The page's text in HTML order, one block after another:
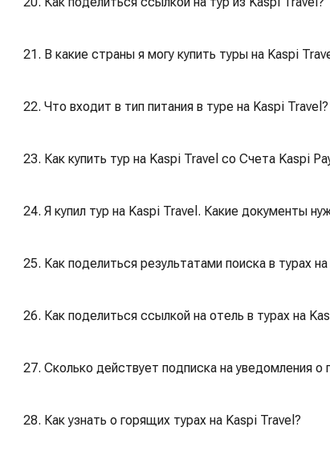
21. В какие страны я могу купить туры на Kaspi
22. Что входит в тип питания в туре на Kaspi Travel?
23. Как купить тур на Kaspi Travel со Счета Kaspi
24. Я купил тур на Kaspi Travel. Какие документы
25. Как поделиться результатами поиска в турах
26. Как поделиться ссылкой на отель в турах на
27. Сколько действует подписка на уведомления о
28. Как узнать о горящих турах на Kaspi Travel?